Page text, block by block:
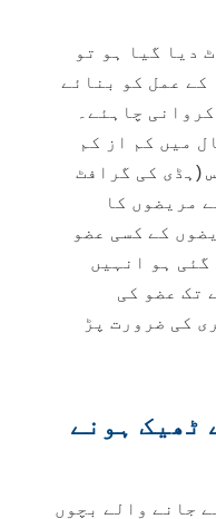
دیا گیا ہو تو
کے عمل کو بنائے
چاہئے۔
میں کم از کم
(ہڈی کی گرافٹ
مریضوں کا
کے کسی عضو
ہو انہیں
تک عضو کی
کی ضرورت پڑ
ٹھیک ہونے
جانے والے بچوں